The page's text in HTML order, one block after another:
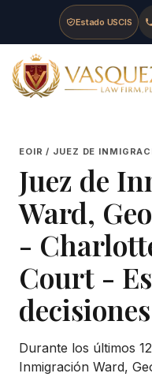
Skip to main content
Skip to navigation
Skip to footer
Estado USCIS
Vasquez Law Firm -
EOIR / JUEZ DE
Juez de
Ward,
-
Court -
Durante los últimos
Inmigración Ward,